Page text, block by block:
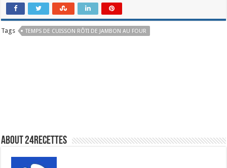
Tags TEMPS DE CUISSON RÔTI DE JAMBON AU FOUR
About 24recettes